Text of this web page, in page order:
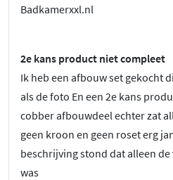
Badkamerxxl.nl
2e kans product niet compleet
Ik heb een afbouw set gekocht
als de foto En een 2e kans
cobber afbouwdeel echter zat
geen kroon en geen roset erg
beschrijving stond dat alleen
was